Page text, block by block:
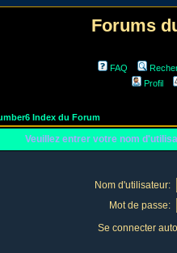
Forums
FAQ
Profil
Index du Forum
Veuillez entrer votre nom
Nom d'utilisateur:
Mot de passe:
Se connecter